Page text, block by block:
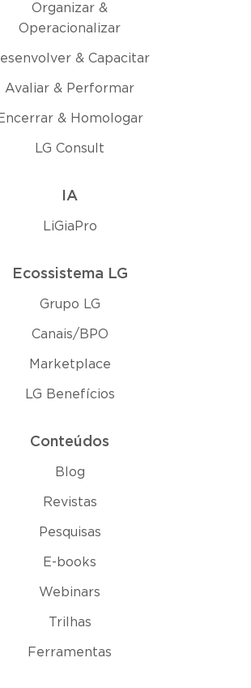
Organizar &
Operacionalizar
& Capacitar
Avaliar & Performar
Encerrar & Homologar
LG Consult
IA
LiGiaPro
Ecossistema LG
Grupo LG
Canais/BPO
Marketplace
LG Benefícios
Conteúdos
Blog
Revistas
Pesquisas
E-books
Webinars
Trilhas
Ferramentas